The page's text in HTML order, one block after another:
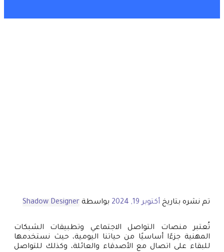
تم نشره بتاريخ أكتوبر 19, 2024 بواسطة Shadow Designer
تُعتبر منصات التواصل الاجتماعي وتطبيقات الشبكات
المهنية جزءًا أساسيًا من حياتنا اليومية، حيث نستخدمها
للبقاء على اتصال مع الأصدقاء والعائلة، وكذلك للتواصل